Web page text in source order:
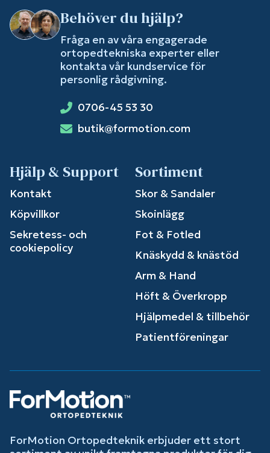
Behöver du hjälp?
Fråga en av våra engagerade
ortopedtekniska experter eller
kontakta vår kundservice för
personlig rådgivning.
0706-45 53 30
butik@formotion.com
Hjälp & Support
Kontakt
Köpvillkor
Sekretess- och
cookiepolicy
Sortiment
Skor & Sandaler
Skoinlägg
Fot & Fotled
Knäskydd & knästöd
Arm & Hand
Höft & Överkropp
Hjälpmedel & tillbehör
Patientföreningar
ForMotion Ortopedteknik erbjuder ett stort